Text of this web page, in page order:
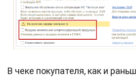
В чеке покупателя, как и